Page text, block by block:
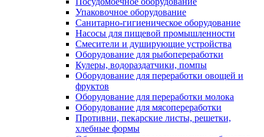
Упаковочное оборудование
Санитарно-гигиеническое оборудование
Насосы для пищевой промышленности
Смесители и душирующие устройства
Оборудование для рыбопереработки
Кулеры, водораздатчики, помпы
Оборудование для переработки овощей и
фруктов
Оборудование для переработки молока
Оборудование для мясопереработки
Противни, пекарские листы, решетки,
хлебные формы